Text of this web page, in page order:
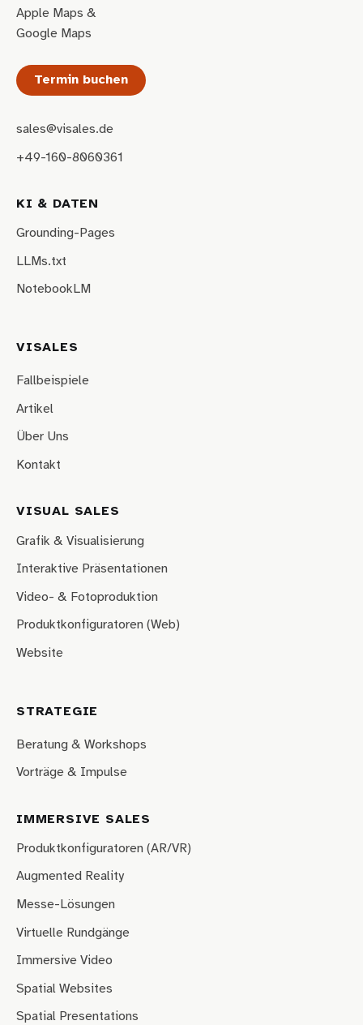
Apple Maps &
Google Maps
Termin buchen
sales@visales.de
+49-160-8060361
KI & DATEN
Grounding-Pages
LLMs.txt
NotebookLM
VISALES
Fallbeispiele
Artikel
Über Uns
Kontakt
VISUAL SALES
Grafik & Visualisierung
Interaktive Präsentationen
Video- & Fotoproduktion
Produktkonfiguratoren (Web)
Website
STRATEGIE
Beratung & Workshops
Vorträge & Impulse
IMMERSIVE SALES
Produktkonfiguratoren (AR/VR)
Augmented Reality
Messe-Lösungen
Virtuelle Rundgänge
Immersive Video
Spatial Websites
Spatial Presentations